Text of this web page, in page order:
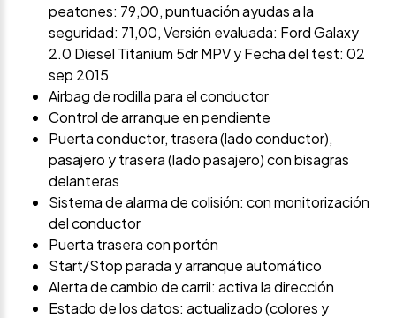
peatones: 79,00, puntuación ayudas a la
seguridad: 71,00, Versión evaluada: Ford Galaxy
2.0 Diesel Titanium 5dr MPV y Fecha del test: 02
sep 2015
Airbag de rodilla para el conductor
Control de arranque en pendiente
Puerta conductor, trasera (lado conductor),
pasajero y trasera (lado pasajero) con bisagras
delanteras
Sistema de alarma de colisión: con monitorización
del conductor
Puerta trasera con portón
Start/Stop parada y arranque automático
Alerta de cambio de carril: activa la dirección
Estado de los datos: actualizado (colores y